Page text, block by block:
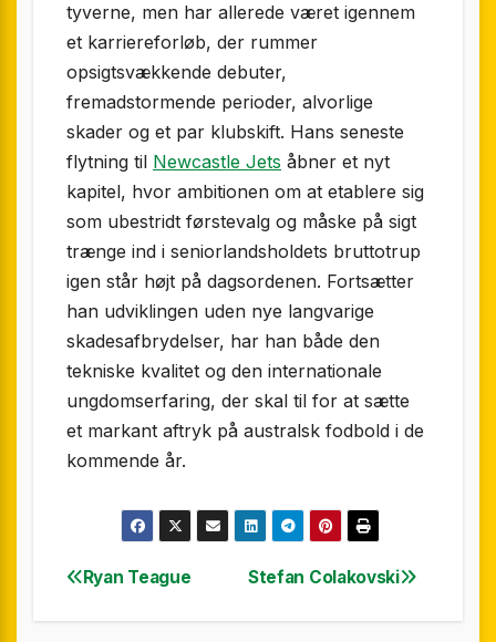
tyverne, men har allerede været igennem
et karriereforløb, der rummer
opsigtsvækkende debuter,
fremadstormende perioder, alvorlige
skader og et par klubskift. Hans seneste
flytning til Newcastle Jets åbner et nyt
kapitel, hvor ambitionen om at etablere sig
som ubestridt førstevalg og måske på sigt
trænge ind i seniorlandsholdets bruttotrup
igen står højt på dagsordenen. Fortsætter
han udviklingen uden nye langvarige
skadesafbrydelser, har han både den
tekniske kvalitet og den internationale
ungdomserfaring, der skal til for at sætte
et markant aftryk på australsk fodbold i de
kommende år.
Indlægsnavigation
Stefan Colakovski
Ryan Teague